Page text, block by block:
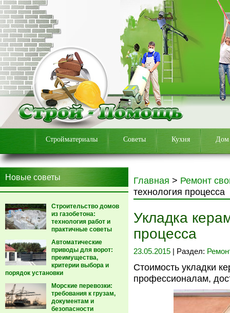
Стройматериалы Советы Кухня Дом
Новые советы
Строительство домов
из газобетона:
технология работ и
практичные советы
Автоматические
приводы для ворот:
преимущества,
критерии выбора и
порядок установки
Морские перевозки:
требования к грузам,
документам и
безопасности
Главная > Ремонт
технология процесса
Укладка
процесса
23.05.2015 | Раздел:
Стоимость укладки
профессионалам,